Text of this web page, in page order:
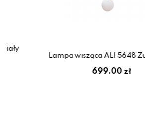
Lampa wisząca ALI 5648
699.00 zł